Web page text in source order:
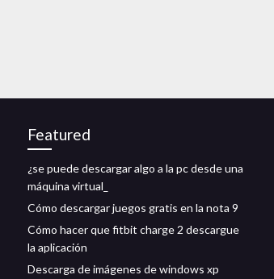
Featured
¿se puede descargar algo a la pc desde una
máquina virtual_
Cómo descargar juegos gratis en la nota 9
Cómo hacer que fitbit charge 2 descargue
la aplicación
Descarga de imágenes de windows xp